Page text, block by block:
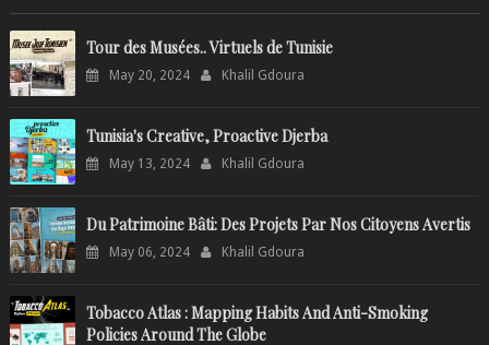
Tour des Musées.. Virtuels de Tunisie
May 20, 2024 Khalil Gdoura
Tunisia's Creative, Proactive Djerba
May 13, 2024 Khalil Gdoura
Du Patrimoine Bâti: Des Projets Par Nos Citoyens Avertis
May 06, 2024 Khalil Gdoura
Tobacco Atlas : Mapping Habits And Anti-Smoking
Policies Around The Globe